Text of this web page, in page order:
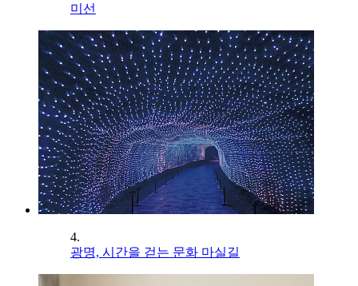
미선
4.
광명, 시간을 걷는 문화 마실길